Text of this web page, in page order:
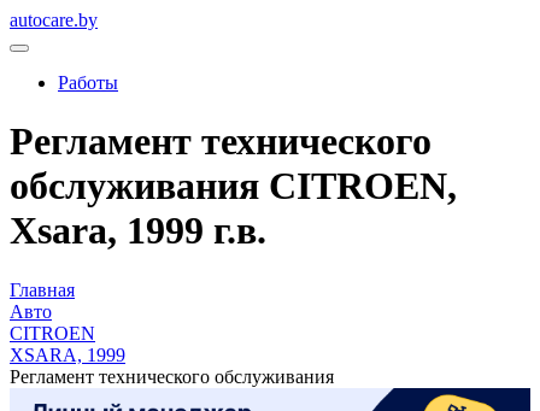
autocare.by
Работы
Регламент технического
обслуживания CITROEN,
Xsara, 1999 г.в.
Главная
Авто
CITROEN
XSARA, 1999
Регламент технического обслуживания